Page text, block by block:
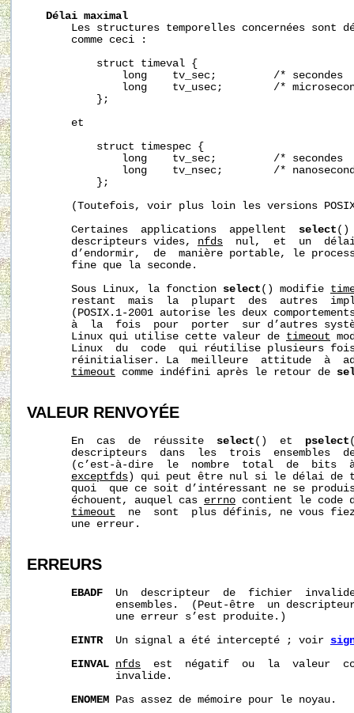
Délai maximal
Les structures temporelles concernées sont
       comme ceci :
           struct timeval {
long    tv_sec;         /* secondes
long    tv_usec;        /*
           };
       et
           struct timespec {
long    tv_sec;         /* secondes
long    tv_nsec;        /*
           };
(Toutefois, voir plus loin les versions
       Certaines  applications  appellent
select ()
       descripteurs vides,
nfds
nul,  et  un
d’endormir,  de  manière portable, le
       fine que la seconde.
       Sous Linux, la fonction
select () modifie
restant  mais  la  plupart  des  autres
(POSIX.1-2001 autorise les deux
à  la  fois  pour  porter  sur d’autres
       Linux qui utilise cette valeur de
timeout
Linux  du  code  qui réutilise plusieurs
réinitialiser. La  meilleure  attitude  à
timeout comme indéfini après le retour de
VALEUR RENVOYÉE
       En  cas  de  réussite
select ()  et pselect
descripteurs  dans  les  trois  ensembles
(c’est-à-dire  le  nombre  total  de  bits
exceptfds ) qui peut être nul si le délai de
quoi  que ce soit d’intéressant ne se
       échouent, auquel cas
errno contient le code
timeout
ne  sont  plus définis, ne vous
       une erreur.
ERREURS
EBADF
Un  descripteur  de  fichier
ensembles.  (Peut-être  un
              une erreur s’est produite.)
EINTR
  Un signal a été intercepté ; voir
EINVAL nfds
est  négatif  ou  la  valeur
              invalide.
ENOMEM Pas assez de mémoire pour le noyau.